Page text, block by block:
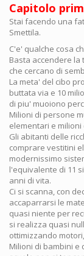
Capitolo
Stai facendo una
Smettila.
C'e' qualche cosa
Basta accendere
che cercano di
La meta' del cibo
buttata via e 10
di piu' muoiono
Milioni di persone
elementari e
Gli abitanti delle
comprare vestitini
modernissimo
l'equivalente di 11
anni di vita.
Ci si scanna, con
accaparrarsi le
quasi niente per
si realizza quasi
ottimizzando
Milioni di bambini e